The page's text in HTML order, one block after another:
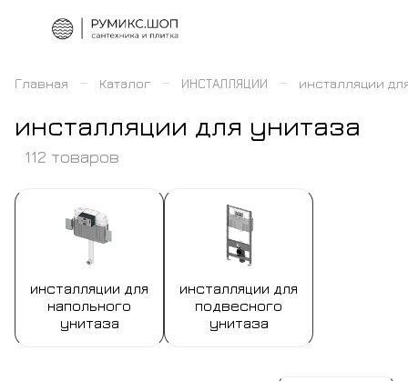
Главная – Каталог – ИНСТАЛЛЯЦИИ – инсталляции
инсталляции для унитаза
112 товаров
инсталляции для
напольного
унитаза
инсталляции для
подвесного
унитаза